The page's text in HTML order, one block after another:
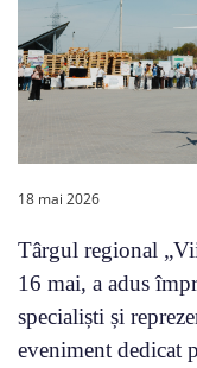
18 mai 2026
Târgul regional
16 mai, a adus
specialiști și
eveniment dedicat